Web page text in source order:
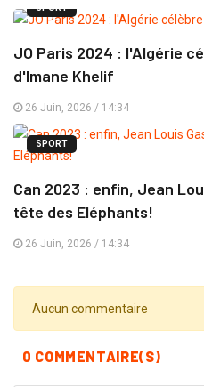
SPORT
JO Paris 2024 : l'Algérie
d'Imane Khelif
26 Juin, 2026 / 14:34
SPORT
Can 2023 : enfin, Jean
tête des Eléphants!
26 Juin, 2026 / 14:34
Aucun commentaire
0 COMMENTAIRE(S)